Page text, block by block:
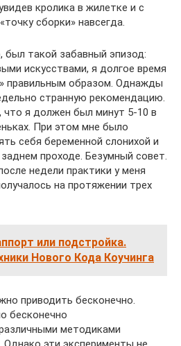
кролика в жилетке и с
сборки» навсегда.
был такой забавный эпизод:
искусствами, я долгое время
правильным образом. Однажды
странную рекомендацию.
что я должен был минут 5-10 в
При этом мне было
себя беременной слонихой и
проходе. Безумный совет.
недели практики у меня
на протяжении трех
или подстройка.
Нового Кода Коучинга
приводить бесконечно.
бесконечно
методиками